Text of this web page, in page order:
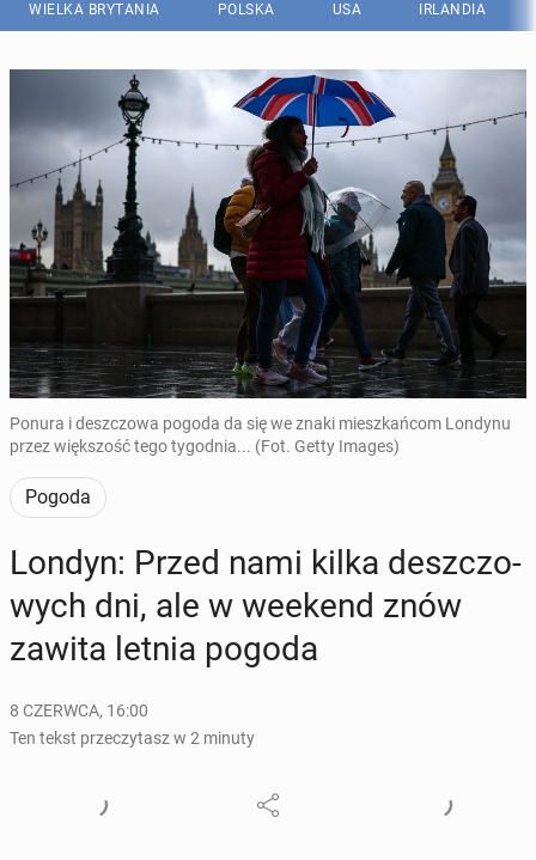
WIELKA BRYTANIA POLSKA USA IRLANDIA
Ponura i deszczowa pogoda da się we znaki mieszkańcom Londynu
przez większość tego tygodnia... (Fot. Getty Images)
Pogoda
Londyn: Przed nami kilka desz­czo­
wych dni, ale w weekend znów
zawita letnia pogoda
8 CZERWCA, 16:00
Ten tekst przeczytasz w 2 minuty